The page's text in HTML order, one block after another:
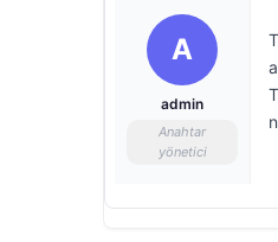
A
admin
Anahtar
yönetici